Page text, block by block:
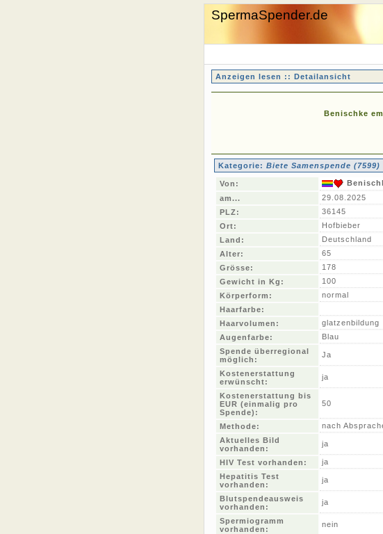
SpermaSpender.de
Anzeigen lesen :: Detailansicht
Benischke
Kategorie: Biete Samenspende (7599)
Von:
am...
29.08.2025
PLZ:
36145
Ort:
Hofbieber
Land:
Deutschland
Alter:
65
Grösse:
178
Gewicht in Kg:
100
Körperform:
normal
Haarfarbe:
Haarvolumen:
glatzenbildung
Augenfarbe:
Blau
Spende überregional
möglich:
Ja
Kostenerstattung
erwünscht:
ja
Kostenerstattung bis
EUR (einmalig pro
Spende):
50
Methode:
nach
Aktuelles Bild
vorhanden:
ja
HIV Test vorhanden:
ja
Hepatitis Test
vorhanden:
ja
Blutspendeausweis
vorhanden:
ja
Spermiogramm
vorhanden:
nein